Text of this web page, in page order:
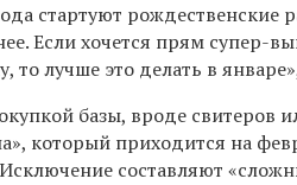
стартуют рождественские
Если хочется прям супер-
то лучше это делать в
базы, вроде свитеров
», который приходится на
Исключение составляют